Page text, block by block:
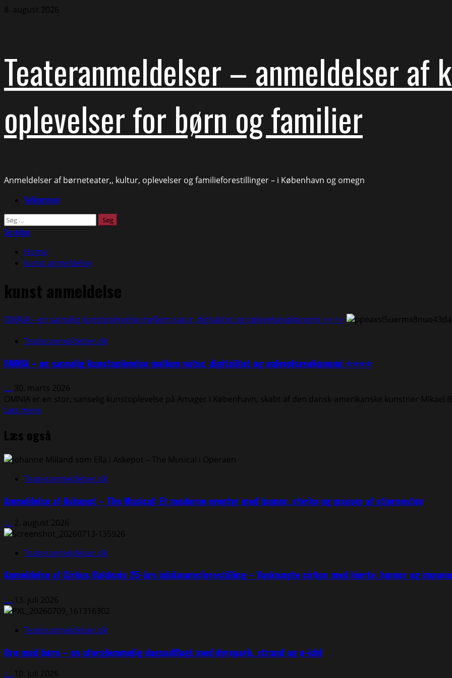
Skip
8. august 2026
Teateranmeldelser – anmeldelser af
oplevelser for børn og familier
Anmeldelser af børneteater,, kultur, oplevelser og familieforestillinger – i København og omegn
PrimaryVelkommen
Søg
efter:
Se video
Home
kunst anmeldelse
kunst anmeldelse
OMNIA – en sanselig kunstoplevelse mellem natur, digitalitet og oplevelsesøkonomi ⭐⭐⭐⭐
Teateranmeldelser.dk
OMNIA – en sanselig kunstoplevelse mellem natur, digitalitet og oplevelsesøkonomi ⭐⭐⭐⭐
:... 30. marts 2026
OMNIA er en stor, sanselig kunstoplevelse på Amager i København, skabt af den dansk-amerikanske kunstner Mikael
Læs mereRead
about
OMNIA
en
sanselig
mellem
natur,
digitalitet
og
⭐⭐⭐⭐
Læs også
Teateranmeldelser.dk
Anmeldelse af Askepot – The Musical: Et moderne eventyr med humor, styrke og masser af stjernestøv
:... 2. august 2026
Teateranmeldelser.dk
Anmeldelse af Cirkus Baldonis 25-års jubilæumsforestilling – Vaskeægte cirkus med hjerte, humor og
:... 13. juli 2026
Teateranmeldelser.dk
Orø med børn – en uforglemmelig dagsudflugt med dyrepark, strand og ø-idyl
:... 10. juli 2026